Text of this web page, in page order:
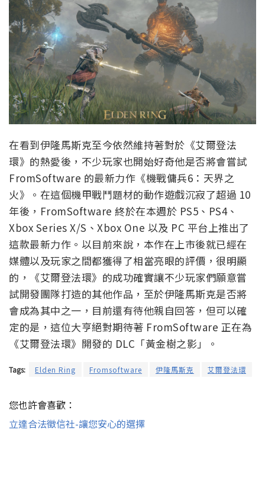
在看到伊隆馬斯克至今依然維持著對於《艾爾登法
環》的熱愛後，不少玩家也開始好奇他是否將會嘗試
FromSoftware 的最新力作《機戰傭兵6：天界之
火》。在這個機甲戰鬥題材的動作遊戲沉寂了超過 10
年後，FromSoftware 終於在本週於 PS5、PS4、
Xbox Series X/S、Xbox One 以及 PC 平台上推出了
這款最新力作。以目前來說，本作在上市後就已經在
媒體以及玩家之間都獲得了相當亮眼的評價，很明顯
的，《艾爾登法環》的成功確實讓不少玩家們願意嘗
試開發團隊打造的其他作品，至於伊隆馬斯克是否將
會成為其中之一，目前還有待他親自回答，但可以確
定的是，這位大亨絕對期待著 FromSoftware 正在為
《艾爾登法環》開發的 DLC「黃金樹之影」。
Tags: Elden Ring Fromsoftware 伊隆馬斯克 艾爾登法環
您也許會喜歡：
立達合法徵信社-讓您安心的選擇